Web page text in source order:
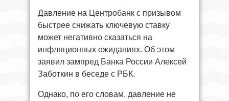
Давление на Центробанк с призывом
быстрее снижать ключевую ставку
может негативно сказаться на
инфляционных ожиданиях. Об этом
заявил зампред Банка России Алексей
Заботкин в беседе с РБК.
Однако, по его словам, давление не